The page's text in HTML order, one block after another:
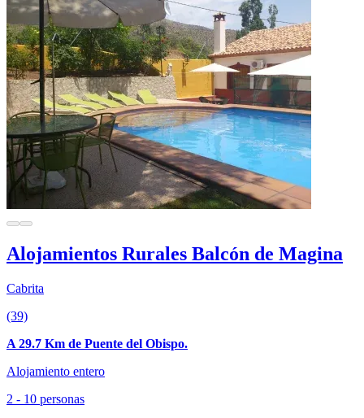
Alojamientos Rurales Balcón de Magina
Cabrita
(39)
A 29.7 Km de Puente del Obispo.
Alojamiento entero
2 - 10 personas